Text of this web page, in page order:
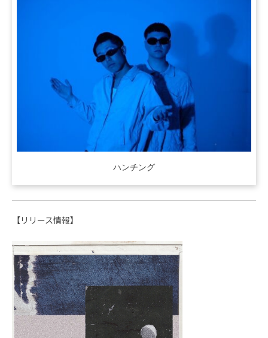
ハンチング
【リリース情報】